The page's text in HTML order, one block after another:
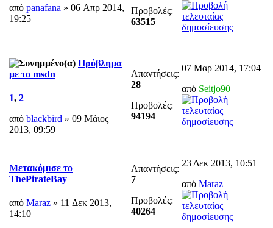
από panafana » 06 Απρ 2014,
19:25
Προβολές:
63515
Πρόβλημα
με το msdn
1, 2
από blackbird » 09 Μάιος
2013, 09:59
Απαντήσεις:
28
Προβολές:
94194
07 Μαρ 2014, 17:04
από Seitjo90
Μετακόμισε το
ThePirateBay
από Maraz » 11 Δεκ 2013,
14:10
Απαντήσεις:
7
Προβολές:
40264
23 Δεκ 2013, 10:51
από Maraz